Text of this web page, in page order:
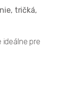
tričká,
pre